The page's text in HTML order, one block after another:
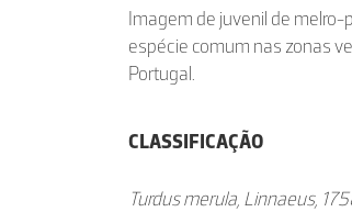
Imagem de juvenil de melro-
espécie comum nas zonas
Portugal.
CLASSIFICAÇÃO
Turdus merula, Linnaeus,